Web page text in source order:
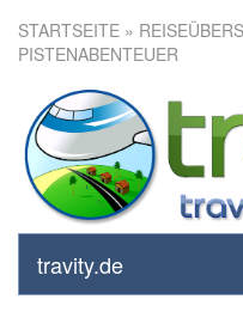
STARTSEITE »
PISTENABENTEUER
travity.de
Namibia –